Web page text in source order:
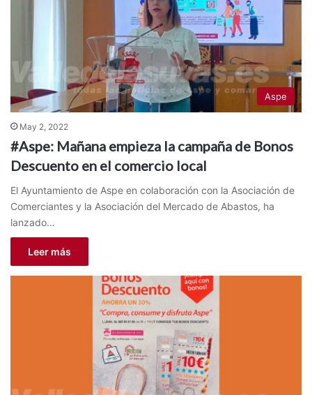
Aspe
May 2, 2022
#Aspe: Mañana empieza la campaña de Bonos
Descuento en el comercio local
El Ayuntamiento de Aspe en colaboración con la Asociación de
Comerciantes y la Asociación del Mercado de Abastos, ha
lanzado…
Leer más